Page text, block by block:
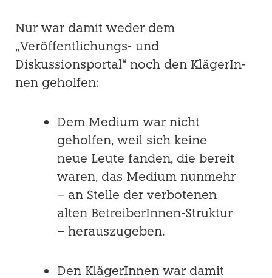
Nur war damit weder dem
„Veröffentlichungs- und
Diskussionsportal“ noch den KlägerIn­
nen geholfen:
Dem Medium war nicht
geholfen, weil sich keine
neue Leute fanden, die bereit
wa­ren, das Medium nunmehr
– an Stelle der verbotenen
alten BetreiberInnen-Struk­tur
– herauszugeben.
Den KlägerInnen war damit